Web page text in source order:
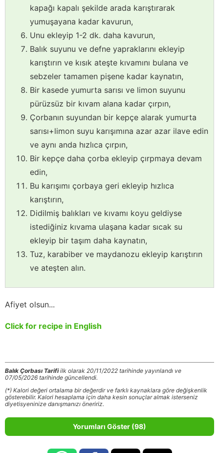
kapağı kapalı şekilde arada karıştırarak
yumuşayana kadar kavurun,
Unu ekleyip 1-2 dk. daha kavurun,
Balık suyunu ve defne yapraklarını ekleyip
karıştırın ve kısık ateşte kıvamını bulana ve
sebzeler tamamen pişene kadar kaynatın,
Bir kasede yumurta sarısı ve limon suyunu
pürüzsüz bir kıvam alana kadar çırpın,
Çorbanın suyundan bir kepçe alarak yumurta
sarısı+limon suyu karışımına azar azar ilave edin
ve aynı anda hızlıca çırpın,
Bir kepçe daha çorba ekleyip çırpmaya devam
edin,
Bu karışımı çorbaya geri ekleyip hızlıca
karıştırın,
Didilmiş balıkları ve kıvamı koyu geldiyse
istediğiniz kıvama ulaşana kadar sıcak su
ekleyip bir taşım daha kaynatın,
Tuz, karabiber ve maydanozu ekleyip karıştırın
ve ateşten alın.
Afiyet olsun...
Click for recipe in English
Balık Çorbası Tarifiilk olarak 20/11/2022 tarihinde yayınlandı ve
07/05/2026 tarihinde güncellendi.
(*) Kalori değeri ortalama bir değerdir ve farklı kaynaklara göre değişkenlik
gösterebilir. Kalori hesaplama için daha kesin sonuçlar almak isterseniz
diyetisyeninize danışmanızı öneririz.
Yorumları Göster (98)